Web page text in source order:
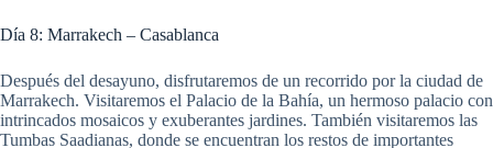
Día 8: Marrakech – Casablanca
Después del desayuno, disfrutaremos de un recorrido por la ciudad de
Marrakech. Visitaremos el Palacio de la Bahía, un hermoso palacio con
intrincados mosaicos y exuberantes jardines. También visitaremos las
Tumbas Saadianas, donde se encuentran los restos de importantes